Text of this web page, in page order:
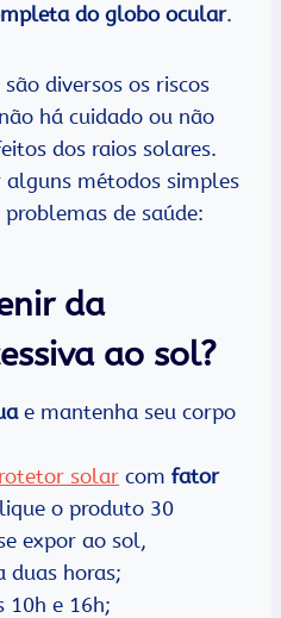
do globo ocular.
diversos os riscos
há cuidado ou não
dos raios solares.
métodos simples
de saúde:
da
ao sol?
e mantenha seu corpo
solar com fator
o produto 30
expor ao sol,
duas horas;
10h e 16h;